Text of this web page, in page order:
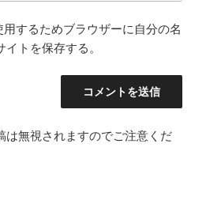
するためブラウザーに自分の名
トを保存する。
は無視されますのでご注意くだ